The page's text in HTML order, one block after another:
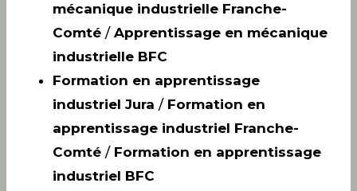
mécanique industrielle Franche-
Comté / Apprentissage en mécanique
industrielle BFC
Formation en apprentissage
industriel Jura / Formation en
apprentissage industriel Franche-
Comté / Formation en apprentissage
industriel BFC